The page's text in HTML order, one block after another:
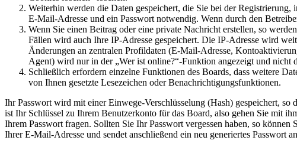
Weiterhin werden die Daten gespeichert, die Sie bei der
E-Mail-Adresse und ein Passwort notwendig. Wenn durch den
Wenn Sie einen Beitrag oder eine private Nachricht erstellen, so
Fällen wird auch Ihre IP-Adresse gespeichert. Die IP-Adresse wird
Änderungen an zentralen Profildaten (E-Mail-Adresse,
Agent) wird nur in der „Wer ist online?“-Funktion angezeigt und nicht
Schließlich erfordern einzelne Funktionen des Boards, dass weitere
von Ihnen gesetzte Lesezeichen oder Benachrichtigungsfunktionen.
Ihr Passwort wird mit einer Einwege-Verschlüsselung (Hash) gespeichert,
ist Ihr Schlüssel zu Ihrem Benutzerkonto für das Board, also gehen Sie mit
Ihrem Passwort fragen. Sollten Sie Ihr Passwort vergessen haben, so
Ihrer E-Mail-Adresse und sendet anschließend ein neu generiertes Passwort